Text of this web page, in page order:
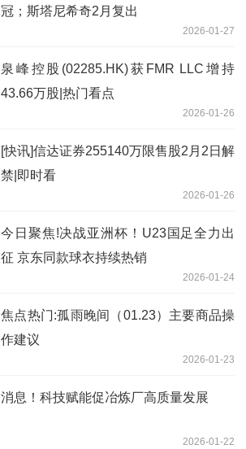
冠；斯塔尼希奇2月复出
2026-01-27
泉峰控股(02285.HK)获FMR LLC增持
43.66万股|热门看点
2026-01-26
[快讯]信达证券255140万限售股2月2日解
禁|即时看
2026-01-26
今日聚焦!决战亚洲杯！U23国足全力出
征 京东同款球衣持续热销
2026-01-24
焦点热门:孤雨晚间（01.23）主要商品操
作建议
2026-01-23
消息！科技赋能促冶炼厂高质量发展
2026-01-22